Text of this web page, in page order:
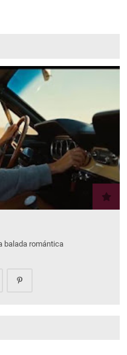
balada romántica